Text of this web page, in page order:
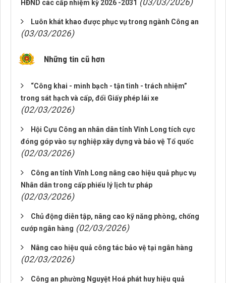
HĐND các cấp nhiệm kỳ 2026 -2031 (03/03/2026)
Luôn khát khao được phục vụ trong ngành Công an
(03/03/2026)
Những tin cũ hơn
“Công khai - minh bạch - tận tình - trách nhiệm”
trong sát hạch và cấp, đổi Giấy phép lái xe
(02/03/2026)
Hội Cựu Công an nhân dân tỉnh Vĩnh Long tích cực
đóng góp vào sự nghiệp xây dựng và bảo vệ Tổ quốc
(02/03/2026)
Công an tỉnh Vĩnh Long nâng cao hiệu quả phục vụ
Nhân dân trong cấp phiếu lý lịch tư pháp
(02/03/2026)
Chủ động diễn tập, nâng cao kỹ năng phòng, chống
cướp ngân hàng (02/03/2026)
Nâng cao hiệu quả công tác bảo vệ tại ngân hàng
(02/03/2026)
Công an phường Nguyệt Hoá phát huy hiệu quả